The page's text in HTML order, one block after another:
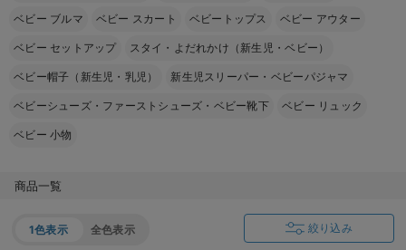
親子コーデ｜ママとベビーにおすすめ！
便利な育児家電
ベビー ブルマ ベビー スカート ベビートップス ベビー アウター
ベビー セットアップ スタイ・よだれかけ（新生児・ベビー）
ベビー帽子（新生児・乳児） 新生児スリーパー・ベビーパジャマ
ベビーシューズ・ファーストシューズ・ベビー靴下 ベビー リュック
ベビー 小物
商品一覧
1色表示 全色表示 絞り込み